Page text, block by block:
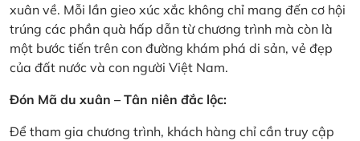
xuân về. Mỗi lần gieo xúc xắc không chỉ mang đến cơ hội
trúng các phần quà hấp dẫn từ chương trình mà còn là
một bước tiến trên con đường khám phá di sản, vẻ đẹp
của đất nước và con người Việt Nam.
Đón Mã du xuân – Tân niên đắc lộc:
Để tham gia chương trình, khách hàng chỉ cần truy cập